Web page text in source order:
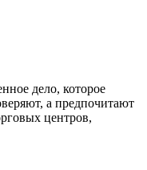
дело, которое
а предпочитают
центров,